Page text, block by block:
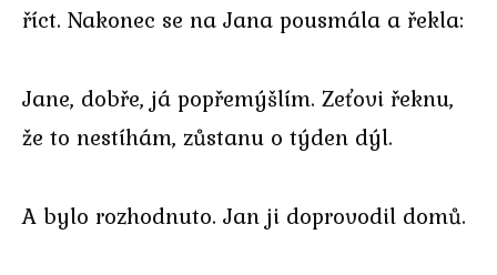
říct. Nakonec se na Jana pousmála a řekla:
Jane, dobře, já popřemýšlím. Zeťovi řeknu,
že to nestíhám, zůstanu o týden dýl.
A bylo rozhodnuto. Jan ji doprovodil domů.